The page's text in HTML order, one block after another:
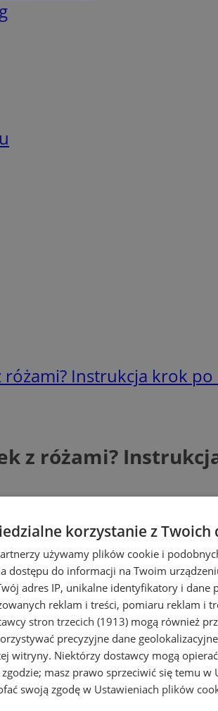
Instrukcja krok
z różami?
korzystanie z Twoich
używamy plików cookie i
dostępu do informacji na Twoim
adres IP, unikalne identyfikatory i dane
reklam i treści, pomiaru reklam i
stron trzecich (1913) mogą również
precyzyjne dane
witryny. Niektórzy dostawcy mogą
masz prawo sprzeciwić się temu w
swoją zgodę w Ustawieniach plików